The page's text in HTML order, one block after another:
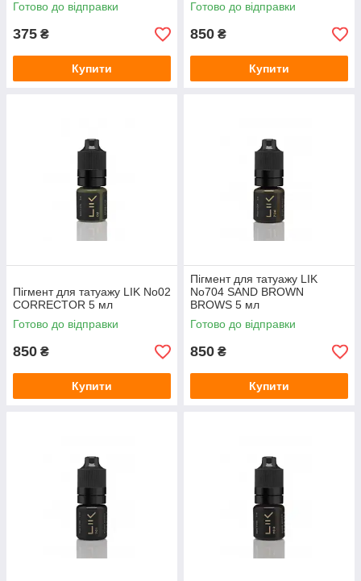
Готово до відправки
375 ₴
Купити
Готово до відправки
850 ₴
Купити
Пігмент для татуажу LIK No02
CORRECTOR 5 мл
Готово до відправки
850 ₴
Купити
Пігмент для татуажу LIK
No704 SAND BROWN
BROWS 5 мл
Готово до відправки
850 ₴
Купити